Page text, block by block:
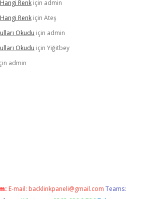
Renk için admin
Renk için Ateş
Okudu için admin
Okudu için Yiğitbey
admin
E-mail: backlinkpaneli@gmail.com Teams: